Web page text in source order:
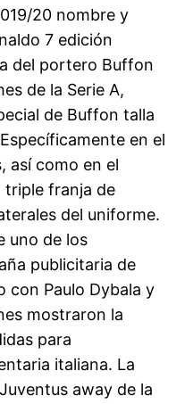
20 nombre y
7 edición
del portero Buffon
de la Serie A,
de Buffon talla
en el
así como en el
triple franja de
del uniforme.
uno de los
publicitaria de
con Paulo Dybala y
mostraron la
para
italiana. La
away de la